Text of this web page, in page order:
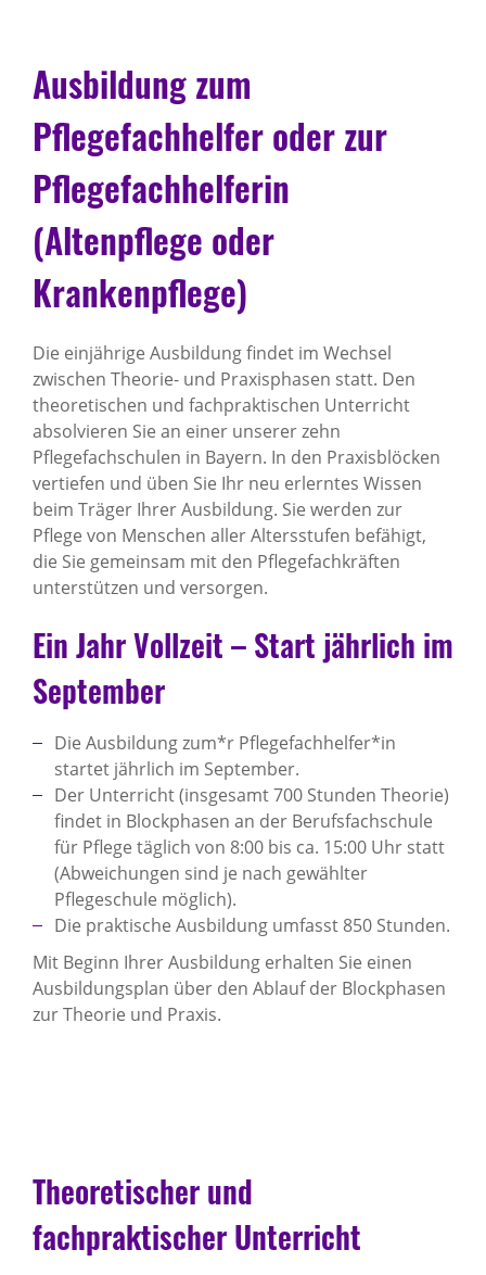
Ausbildung zum
Pflegefachhelfer oder zur
Pflegefachhelferin
(Altenpflege oder
Krankenpflege)
Die einjährige Ausbildung findet im Wechsel
zwischen Theorie- und Praxisphasen statt. Den
theoretischen und fachpraktischen Unterricht
absolvieren Sie an einer unserer zehn
Pflegefachschulen in Bayern. In den Praxisblöcken
vertiefen und üben Sie Ihr neu erlerntes Wissen
beim Träger Ihrer Ausbildung. Sie werden zur
Pflege von Menschen aller Altersstufen befähigt,
die Sie gemeinsam mit den Pflegefachkräften
unterstützen und versorgen.
Ein Jahr Vollzeit – Start jährlich im
September
Die Ausbildung zum*r Pflegefachhelfer*in
startet jährlich im September.
Der Unterricht (insgesamt 700 Stunden Theorie)
findet in Blockphasen an der Berufsfachschule
für Pflege täglich von 8:00 bis ca. 15:00 Uhr statt
(Abweichungen sind je nach gewählter
Pflegeschule möglich).
Die praktische Ausbildung umfasst 850 Stunden.
Mit Beginn Ihrer Ausbildung erhalten Sie einen
Ausbildungsplan über den Ablauf der Blockphasen
zur Theorie und Praxis.
Theoretischer und
fachpraktischer Unterricht